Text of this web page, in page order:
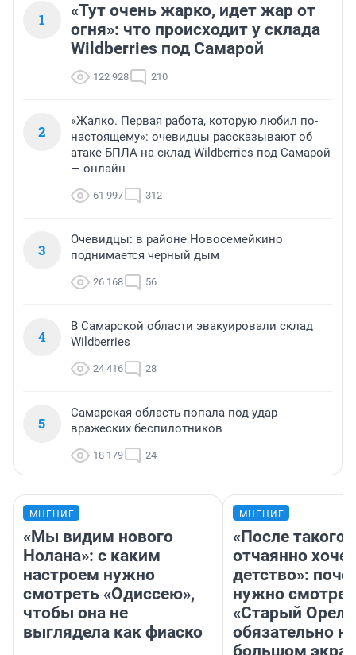
1
«Тут очень жарко, идет жар от
огня»: что происходит у склада
Wildberries под Самарой
122 928 210
2
«Жалко. Первая работа, которую любил по-
настоящему»: очевидцы рассказывают об
атаке БПЛА на склад Wildberries под Самарой
— онлайн
61 997 312
3
Очевидцы: в районе Новосемейкино
поднимается черный дым
26 168 56
4
В Самарской области эвакуировали склад
Wildberries
24 416 28
5
Самарская область попала под удар
вражеских беспилотников
18 179 24
МНЕНИЕ
«Мы видим нового
Нолана»: с каким
настроем нужно
смотреть «Одиссею»,
чтобы она не
выглядела как фиаско
МНЕНИЕ
«После такого
отчаянно
детство»:
нужно
«Старый
обязательно на
большом